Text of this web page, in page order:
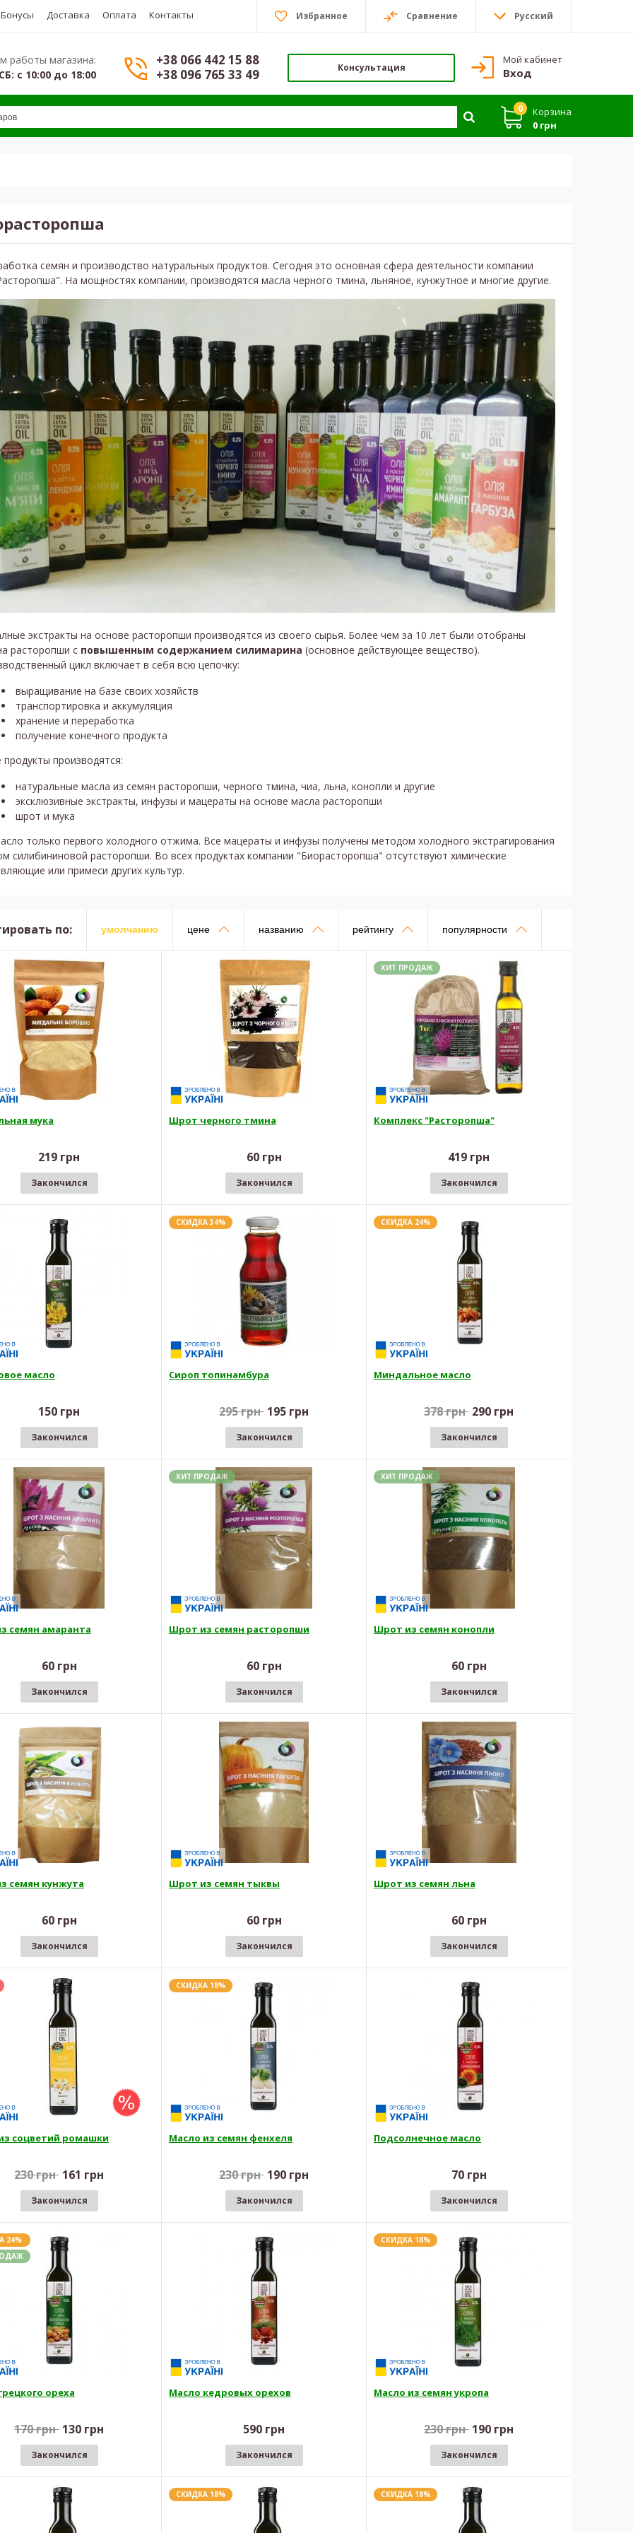
Бонусы Доставка Оплата Контакты Избранное Сравнение Русский
Мой кабинет
Вход
работы магазина:
с 10:00 до 18:00
+38 066 442 15 88
+38 096 765 33 49
Консультация
0
Корзина
0 грн
семян и производство натуральных продуктов. Сегодня это основная сфера деятельности компании
На мощностях компании, производятся масла черного тмина, льняное, кунжутное и многие другие.
экстракты на основе расторопши производятся из своего сырья. Более чем за 10 лет были отобраны
расторопши с повышенным содержанием силимарина (основное действующее вещество).
цикл включает в себя всю цепочку:
выращивание на базе своих хозяйств
транспортировка и аккумуляция
хранение и переработка
получение конечного продукта
продукты производятся:
натуральные масла из семян расторопши, черного тмина, чиа, льна, конопли и другие
эксклюзивные экстракты, инфузы и мацераты на основе масла расторопши
шрот и мука
только первого холодного отжима. Все мацераты и инфузы получены методом холодного экстрагирования
силибининовой расторопши. Во всех продуктах компании "Биорасторопша" отсутствуют химические
или примеси других культур.
по: умолчанию цене названию рейтингу популярности
мука
219 грн
Закончился
Шрот черного тмина
60 грн
Закончился
ХИТ ПРОДАЖ
Комплекс "Расторопша"
419 грн
Закончился
масло
150 грн
Закончился
СКИДКА 34%
Сироп топинамбура
295 грн 195 грн
Закончился
СКИДКА 24%
Миндальное масло
378 грн 290 грн
Закончился
семян амаранта
60 грн
Закончился
ХИТ ПРОДАЖ
Шрот из семян расторопши
60 грн
Закончился
ХИТ ПРОДАЖ
Шрот из семян конопли
60 грн
Закончился
семян кунжута
60 грн
Закончился
Шрот из семян тыквы
60 грн
Закончился
Шрот из семян льна
60 грн
Закончился
соцветий ромашки
230 грн 161 грн
Закончился
СКИДКА 18%
Масло из семян фенхеля
230 грн 190 грн
Закончился
Подсолнечное масло
70 грн
Закончился
24%
ореха
170 грн 130 грн
Закончился
Масло кедровых орехов
590 грн
Закончился
СКИДКА 18%
Масло из семян укропа
230 грн 190 грн
Закончился
СКИДКА 18% СКИДКА 18%